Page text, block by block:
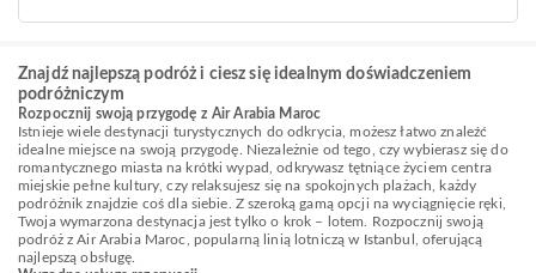
Znajdź najlepszą podróż i ciesz się idealnym doświadczeniem
podróżniczym
Rozpocznij swoją przygodę z Air Arabia Maroc
Istnieje wiele destynacji turystycznych do odkrycia, możesz łatwo znaleźć
idealne miejsce na swoją przygodę. Niezależnie od tego, czy wybierasz się do
romantycznego miasta na krótki wypad, odkrywasz tętniące życiem centra
miejskie pełne kultury, czy relaksujesz się na spokojnych plażach, każdy
podróżnik znajdzie coś dla siebie. Z szeroką gamą opcji na wyciągnięcie ręki,
Twoja wymarzona destynacja jest tylko o krok – lotem. Rozpocznij swoją
podróż z Air Arabia Maroc, popularną linią lotniczą w Istanbul, oferującą
najlepszą obsługę.